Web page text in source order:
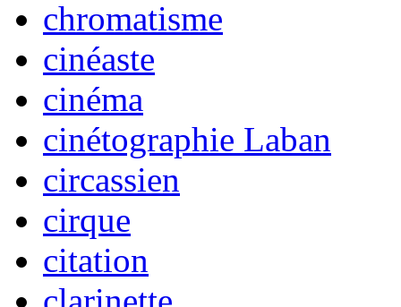
chromatisme
cinéaste
cinéma
cinétographie Laban
circassien
cirque
citation